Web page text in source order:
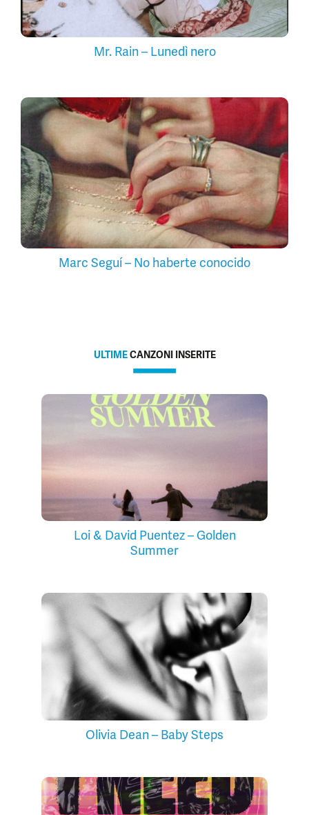
Mr. Rain – Lunedì nero
Marc Seguí – No haberte conocido
ULTIMECANZONI INSERITE
Loi & David Puentez – Golden
Summer
Olivia Dean – Baby Steps